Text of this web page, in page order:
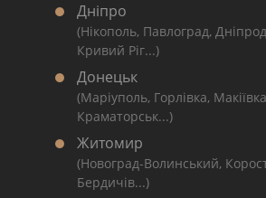
Дніпро
(Нікополь, Павлоград,
Кривий Ріг...)
Донецьк
(Маріуполь, Горлівка,
Краматорськ...)
Житомир
(Новоград-Волинський,
Бердичів...)